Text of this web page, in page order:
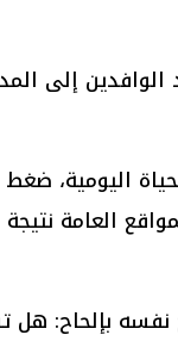
إلى
اليومية،
العامة
نفسه بإلحاح: هل